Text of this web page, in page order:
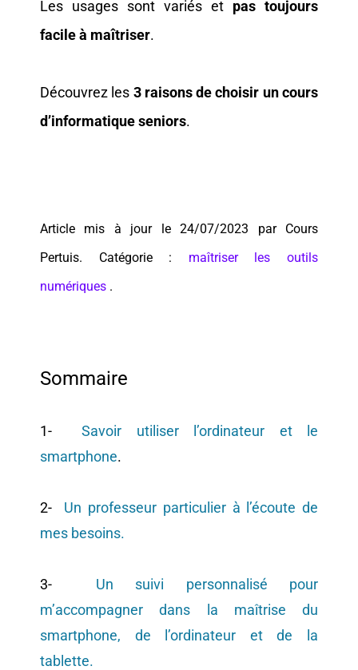
Article mis à jour le 24/07/2023 par Cours
Pertuis. Catégorie : maîtriser les outils
numériques .
Les usages sont variés et pas toujours
facile à maîtriser.
Découvrez les 3 raisons de choisir un cours
d’informatique seniors.
Sommaire
1-
Savoir utiliser l’ordinateur et le
smartphone.
2-
Un professeur particulier à l’écoute de
mes besoins.
3- Un suivi personnalisé pour
m’accompagner dans la maîtrise du
smartphone, de l’ordinateur et de la
tablette.